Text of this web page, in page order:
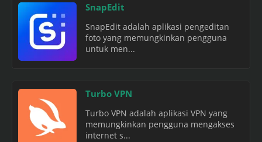
SnapEdit
SnapEdit adalah aplikasi pengeditan
foto yang memungkinkan pengguna
untuk men...
Turbo VPN
Turbo VPN adalah aplikasi VPN yang
memungkinkan pengguna mengakses
internet s...